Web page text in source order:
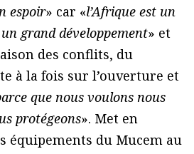
espoir» car «l’Afrique est un
grand développement» et
des conflits, du
à la fois sur l’ouverture et
que nous voulons nous
protégeons». Met en
équipements du Mucem au